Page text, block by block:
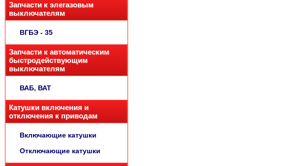
Запчасти к элегазовым
выключателям
ВГБЭ - 35
Запчасти к автоматическим
быстродействующим
выключателям
ВАБ, ВАТ
Катушки включения и
отключения к приводам
Включающие катушки
Отключающие катушки